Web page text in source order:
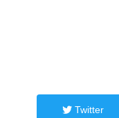
Twitter